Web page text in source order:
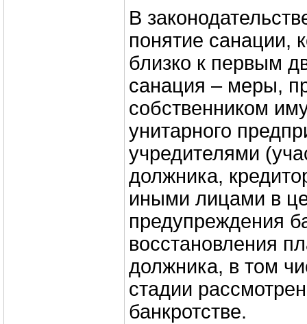
В
понятие санации,
близко к первым
санация – меры,
собственником
унитарного
учредителями
должника,
иными лицами в
предупреждения
восстановления
должника, в том
стадии
банкротстве.